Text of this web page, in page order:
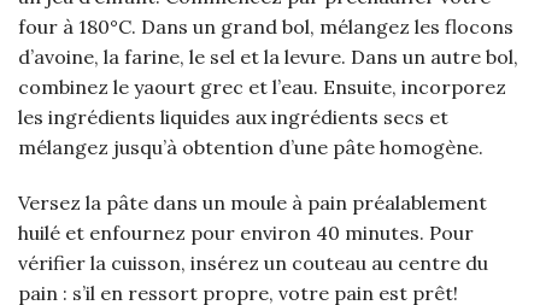
four à 180°C. Dans un grand bol, mélangez les flocons
d’avoine, la farine, le sel et la levure. Dans un autre bol,
combinez le yaourt grec et l’eau. Ensuite, incorporez
les ingrédients liquides aux ingrédients secs et
mélangez jusqu’à obtention d’une pâte homogène.
Versez la pâte dans un moule à pain préalablement
huilé et enfournez pour environ 40 minutes. Pour
vérifier la cuisson, insérez un couteau au centre du
pain : s’il en ressort propre, votre pain est prêt!